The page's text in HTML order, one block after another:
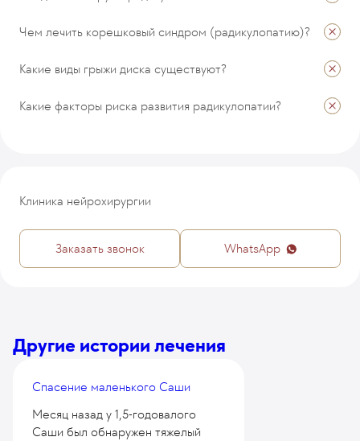
ОТПРАВИТЬ
Чем лечить корешковый синдром (радикулопатию)?
Какие виды грыжи диска существуют?
Какие факторы риска развития радикулопатии?
Клиника нейрохирургии
WhatsApp
Заказать звонок
Другие истории лечения
Спасение маленького Саши
Месяц назад у 1,5-годовалого
Саши был обнаружен тяжелый